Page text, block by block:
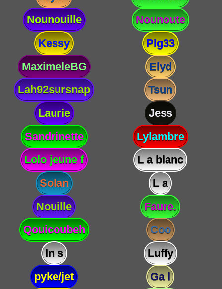
Nounouille
Nounoute
Kessy
Plg33
MaximeleBG
Elyd
Lah92sursnap
Tsun
Laurie
Jess
Sandrinette
Lylambre
Lolo jeune f
L a blanc
Solan
L a
Nouille
Faure.
Qouicoubeh
Coo
In s
Luffy
pyke/jet
Ga l